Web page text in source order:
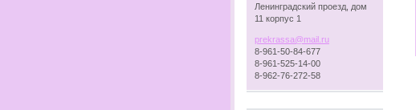
Ленинградский проезд, дом
11 корпус 1
prekrassa@mail.ru
8-961-50-84-677
8-961-525-14-00
8-962-76-272-58